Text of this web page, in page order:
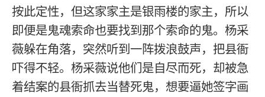
按此定性，但这家家主是银雨楼的家主，所以
即便是鬼魂索命也要找到那个索命的鬼。杨采
薇躲在角落，突然听到一阵拨浪鼓声，把县衙
吓得不轻。杨采薇说他们是自尽而死，却被急
着结案的县衙抓去当替死鬼，想要逼她签字画